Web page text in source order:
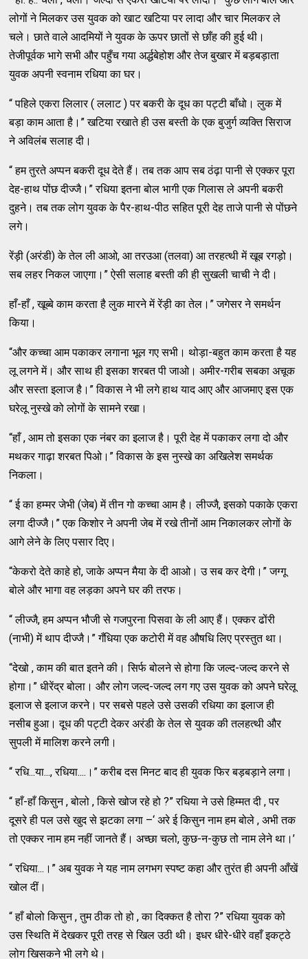
लोगों ने मिलकर उस युवक को खाट खटिया पर लादा और चार मिलकर ले
चले। छाते वाले आदमियों ने युवक के ऊपर छातों से छाँह की हुई थी।
तेजीपूर्वक भागे सभी और पहुँच गया अर्द्धबेहोश और तेज बुखार में बड़बड़ाता
युवक अपनी स्वनाम रधिया का घर।
“ पहिले एकरा लिलार ( ललाट ) पर बकरी के दूध का पट्टी बाँधो। लुक में
बड़ा काम आता है।” खटिया रखाते ही उस बस्ती के एक बुजुर्ग व्यक्ति सिराज
ने अविलंब सलाह दी।
“ हम तुरते अप्पन बकरी दूध देते हैं। तब तक आप सब ठंढ़ा पानी से एक्कर पूरा
देह-हाथ पोंछ दीज्जै।” रधिया इतना बोल भागी एक गिलास ले अपनी बकरी
दुहने। तब तक लोग युवक के पैर-हाथ-पीठ सहित पूरी देह ताजे पानी से पोंछने
लगे।
रेंड़ी (अरंडी) के तेल ली आओ, आ तरउआ (तलवा) आ तरहत्थी में खूब रगड़ो।
सब लहर निकल जाएगा।” ऐसी सलाह बस्ती की ही सुखली चाची ने दी।
हाँ-हाँ , खूब्बे काम करता है लुक मारने में रेंड़ी का तेल।” जगेसर ने समर्थन
किया।
“और कच्चा आम पकाकर लगाना भूल गए सभी। थोड़ा-बहुत काम करता है यह
लू लगने में। और साथ ही इसका शरबत पी जाओ। अमीर-गरीब सबका अचूक
और सस्ता इलाज है।” विकास ने भी लगे हाथ याद आए और आजमाए इस एक
घरेलू नुस्खे को लोगों के सामने रखा।
“हाँ , आम तो इसका एक नंबर का इलाज है। पूरी देह में पकाकर लगा दो और
मथकर गाढ़ा शरबत पिओ।” विकास के इस नुस्खे का अखिलेश समर्थक
निकला।
“ ई का हम्मर जेभी (जेब) में तीन गो कच्चा आम है। लीज्जै, इसको पकाके एकरा
लगा दीज्जै।” एक किशोर ने अपनी जेब में रखे तीनों आम निकालकर लोगों के
आगे लेने के लिए पसार दिए।
“केकरो देते काहे हो, जाके अप्पन मैया के दी आओ। उ सब कर देगी।” जग्गू
बोले और भागा वह लड़का अपने घर की तरफ।
“ लीज्जै, हम अप्पन भौजी से गजपुरना पिसवा के ली आए हैं। एक्कर ढोंरी
(नाभी) में थाप दीज्जै।” गँधिया एक कटोरी में वह औषधि लिए प्रस्तुत था।
“देखो , काम की बात इतने की। सिर्फ बोलने से होगा कि जल्द-जल्द करने से
होगा।” धीरेंद्र बोला। और लोग जल्द-जल्द लग गए उस युवक को अपने घरेलू
इलाज से इलाज करने। पर सबसे पहले उसे उसकी रधिया का इलाज ही
नसीब हुआ। दूध की पट्टी देकर अरंडी के तेल से युवक की तलहत्थी और
सुपली में मालिश करने लगी।
“ रधि...या..., रधिया....।” करीब दस मिनट बाद ही युवक फिर बड़बड़ाने लगा।
“ हाँ-हाँ किसुन , बोलो , किसे खोज रहे हो ?” रधिया ने उसे हिम्मत दी , पर
दूसरे ही पल उसे खुद से झटका लगा –‘ अरे ई किसुन नाम हम बोले , अभी तक
तो एक्कर नाम हम नहीं जानते हैं। अच्छा चलो, कुछ-न-कुछ तो नाम लेने था।’
“ रधिया...।” अब युवक ने यह नाम लगभग स्पष्ट कहा और तुरंत ही अपनी आँखें
खोल दीं।
“ हाँ बोलो किसुन , तुम ठीक तो हो , का दिक्कत है तोरा ?” रधिया युवक को
उस स्थिति में देखकर पूरी तरह से खिल उठी थी। इधर धीरे-धीरे वहाँ इकट्ठे
लोग खिसकने भी लगे थे।